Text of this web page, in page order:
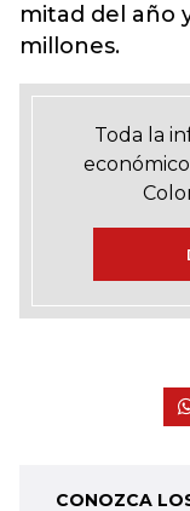
mitad del año
millones.
Toda la
CONOZCA